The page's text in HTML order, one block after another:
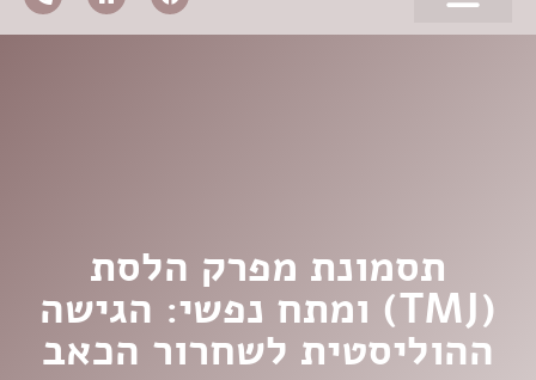
תסמונת מפרק הלסת
(TMJ) ומתח נפשי: הגישה
ההוליסטית לשחרור הכאב